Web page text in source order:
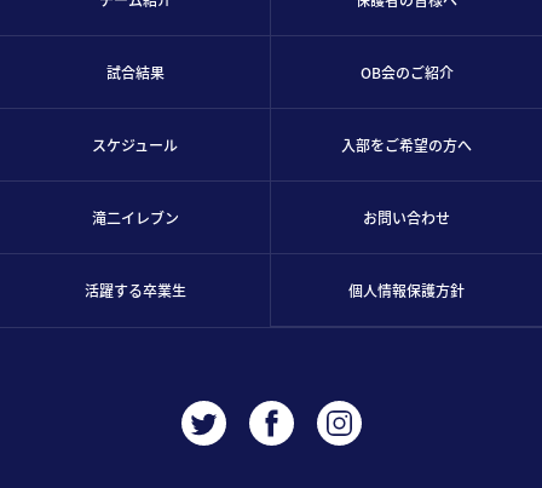
試合結果
スケジュール
滝二イレブン
活躍する卒業生
OB会のご紹介
入部をご希望の方へ
お問い合わせ
個人情報保護方針